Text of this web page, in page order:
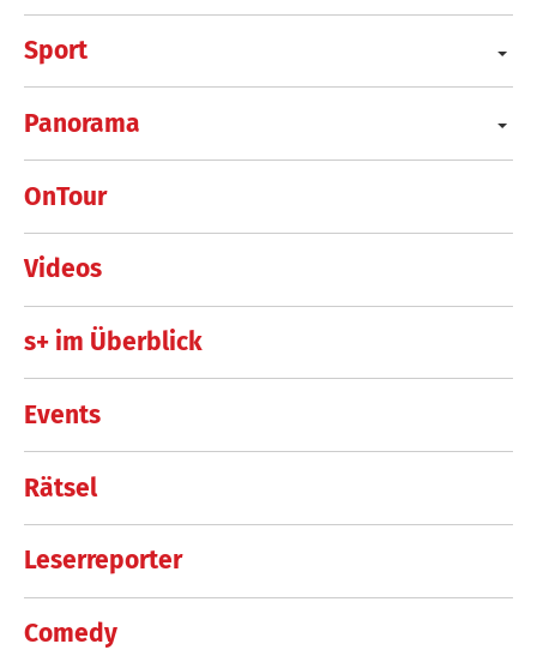
Sport
Panorama
OnTour
Videos
s+ im Überblick
Events
Rätsel
Leserreporter
Comedy